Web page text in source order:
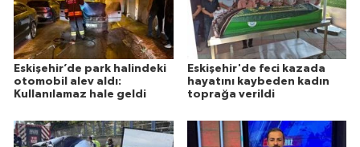
Eskişehir’de park halindeki
otomobil alev aldı:
Kullanılamaz hale geldi
Eskişehir'de feci kazada
hayatını kaybeden kadın
toprağa verildi